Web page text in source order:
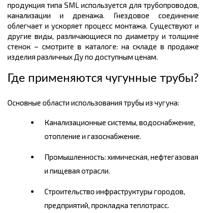
продукция типа SML используется для трубопроводов,
канализации и дренажа. Гнездовое соединение
облегчает и ускоряет процесс монтажа. Существуют и
другие виды, различающиеся по диаметру и толщине
стенок – смотрите в каталоге: на складе в продаже
изделия различных Ду по доступным ценам.
Где применяются чугунные трубы?
Основные области использования трубы из чугуна:
Канализационные системы, водоснабжение,
отопление и газоснабжение.
Промышленность: химическая, нефтегазовая
и пищевая отрасли.
Строительство инфраструктуры городов,
предприятий, прокладка теплотрасс.